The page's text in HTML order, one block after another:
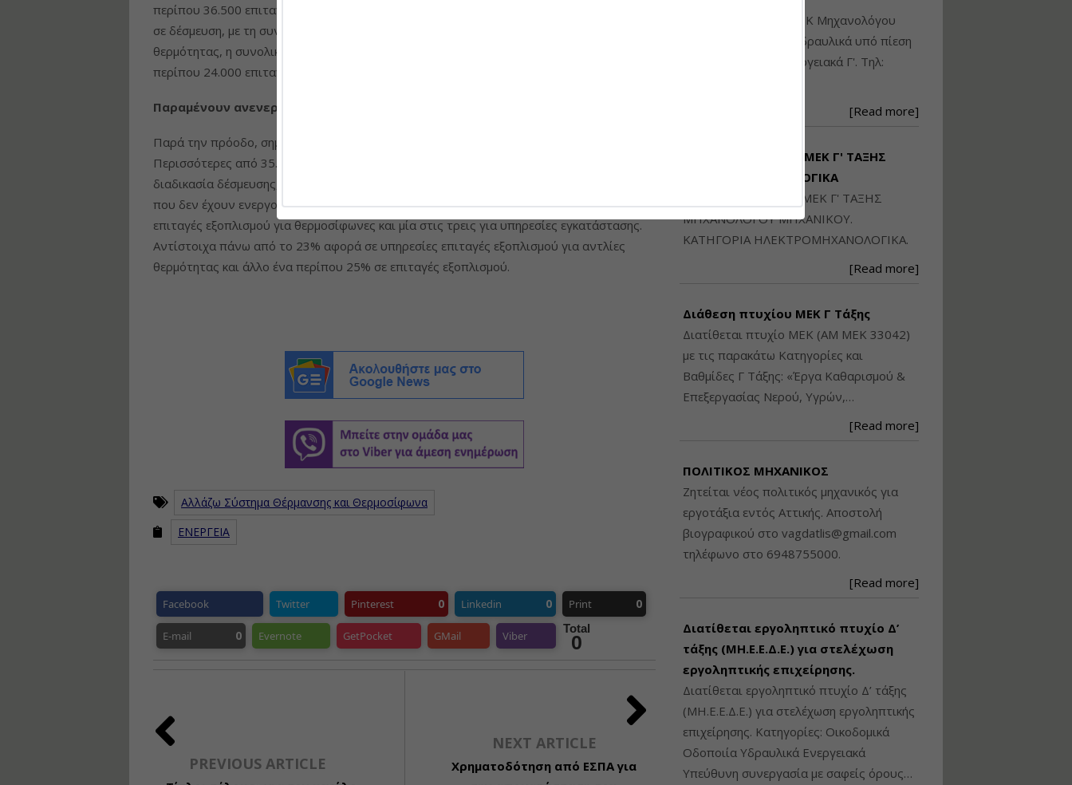
περίπου 36.500 επιταγές υπηρεσιών βρίσκονται είτε σε στάδιο αιτήματος πληρωμής είτε
σε δέσμευση, με τη συνολική επιδότηση να υπερβαίνει τα 37 εκατ. ευρώ. Για τις αντλίες
θερμότητας, η συνολική επιδότηση διαμορφώνεται στα 117 εκατ. ευρώ και αφορά
περίπου 24.000 επιταγές εξοπλισμού και 21.000 επιταγές υπηρεσιών.
Παραμένουν ανενεργές χιλιάδες αιτήσεις
Παρά την πρόοδο, σημαντικός αριθμός επιταγών παραμένει ακόμη ανενεργός.
Περισσότερες από 35.000 αιτήσεις εξοπλισμού και υπηρεσίας δεν έχουν προχωρήσει σε
διαδικασία δέσμευσης, γεγονός που δείχνει ότι υπάρχει ακόμη σημαντικό απόθεμα έργων
που δεν έχουν ενεργοποιηθεί. Από αυτές, περίπου μία στις τέσσερις αφορούν σε
επιταγές εξοπλισμού για θερμοσίφωνες και μία στις τρεις για υπηρεσίες εγκατάστασης.
Αντίστοιχα πάνω από το 23% αφορά σε υπηρεσίες επιταγές εξοπλισμού για αντλίες
θερμότητας και άλλο ένα περίπου 25% σε επιταγές εξοπλισμού.
Αλλάζω Σύστημα Θέρμανσης και Θερμοσίφωνα
ΕΝΕΡΓΕΙΑ
Facebook Twitter Pinterest 0 Linkedin 0 Print 0
E-mail 0 Evernote GetPocket GMail Viber
Total
0
PREVIOUS ARTICLE
NEXT ARTICLE
Χρηματοδότηση από ΕΣΠΑ για
Διατίθεται πτυχίο ΜΕΚ Μηχανολόγου
Μηχανικού: Η/Μ Γ', Υδραυλικά υπό πίεση
Β', Βιομηχανικά - Ενεργειακά Γ'. Τηλ:
[Read more]
ΔΙΑΤΙΘΕΤΑΙ ΠΤΥΧΙΟ ΜΕΚ Γ' ΤΑΞΗΣ
ΗΛΕΚΤΡΟΜΗΧΑΝΟΛΟΓΙΚΑ
ΔΙΑΤΙΘΕΤΑΙ ΠΤΥΧΙΟ ΜΕΚ Γ' ΤΑΞΗΣ
ΜΗΧΑΝΟΛΟΓΟΥ ΜΗΧΑΝΙΚΟΥ.
ΚΑΤΗΓΟΡΙΑ ΗΛΕΚΤΡΟΜΗΧΑΝΟΛΟΓΙΚΑ.
[Read more]
Διάθεση πτυχίου ΜΕΚ Γ Τάξης
Διατίθεται πτυχίο ΜΕΚ (ΑΜ ΜΕΚ 33042)
με τις παρακάτω Κατηγορίες και
Βαθμίδες Γ Τάξης: «Έργα Καθαρισμού &
Επεξεργασίας Νερού, Υγρών,…
[Read more]
ΠΟΛΙΤΙΚΟΣ ΜΗΧΑΝΙΚΟΣ
Ζητείται νέος πολιτικός μηχανικός για
εργοτάξια εντός Αττικής. Αποστολή
βιογραφικού στο vagdatlis@gmail.com
τηλέφωνο στο 6948755000.
[Read more]
Διατίθεται εργοληπτικό πτυχίο Δ’
τάξης (ΜΗ.Ε.Ε.Δ.Ε.) για στελέχωση
εργοληπτικής επιχείρησης.
Διατίθεται εργοληπτικό πτυχίο Δ’ τάξης
(ΜΗ.Ε.Ε.Δ.Ε.) για στελέχωση εργοληπτικής
επιχείρησης. Κατηγορίες: Οικοδομικά
Οδοποιία Υδραυλικά Ενεργειακά
Υπεύθυνη συνεργασία με σαφείς όρους…
Διάρκεια: 9 ώρες
Διηρημένης
Πολεοδομικού
Σχεδίου Δόμησης
Εισηγήτρια:
Τιμή από: €145.00
Διάρκεια: 8 ώρες
Εισηγητής: Στέφανος Τουλόγλου
Τιμή από: €190.00
Διάρκεια: 12 ώρες
Εισηγητής:Λάμπρος Κίσσας
Τιμή από: €130.00
Διάρκεια: 6 ώρες